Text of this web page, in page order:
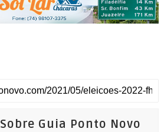
Sobre Guia Ponto Novo